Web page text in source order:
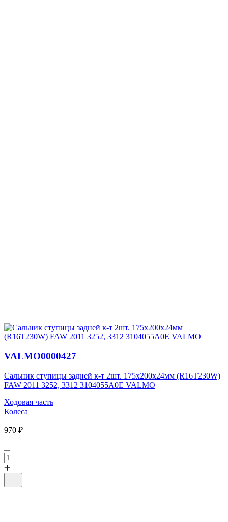
VALMO0000427
Сальник ступицы задней к-т 2шт. 175х200х24мм (R16T230W)
FAW 2011 3252, 3312 3104055A0E VALMO
Ходовая часть
Колеса
970 ₽